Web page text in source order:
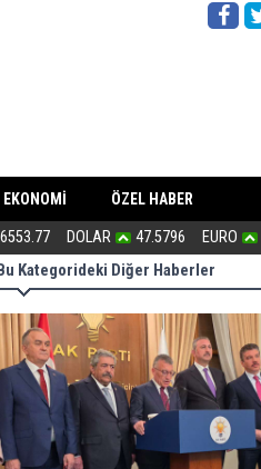
EKONOMİ ÖZEL HABER
6553.77 DOLAR 47.5796 EURO
Kategorideki Diğer Haberler